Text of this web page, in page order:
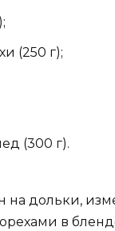
(250 г);
(300 г).
на дольки,
в